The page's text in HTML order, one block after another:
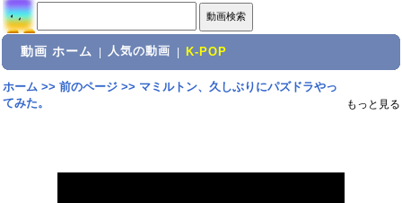
動画 ホーム 人気の動画 K-POP
ホーム>> 前のページ>> マミルトン、久しぶりにパズドラやっ
てみた。
もっと見る